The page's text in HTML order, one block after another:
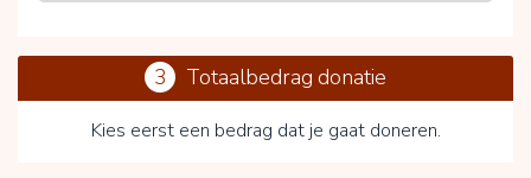
3 Totaalbedrag donatie
Kies eerst een bedrag dat je gaat doneren.